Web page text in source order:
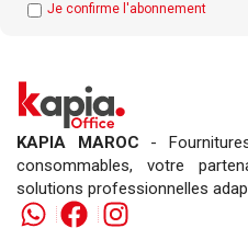
Je confirme l'abonnement
KAPIA MAROC -
consommables, votre
solutions professionnelles